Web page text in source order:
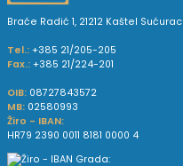
Braće Radić 1, 21212 Kaštel Sućurac
Tel.: +385 21/205-205
Fax.: +385 21/224-201
OIB: 08727843572
MB: 02580993
Žiro - IBAN:
HR79 2390 0011 8181 0000 4